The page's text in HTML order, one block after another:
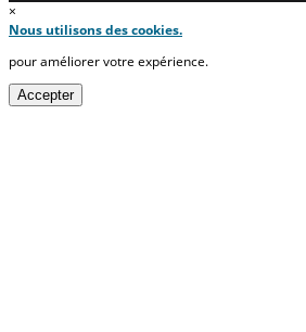
×
Nous utilisons des cookies.
pour améliorer votre expérience.
Accepter